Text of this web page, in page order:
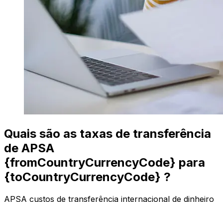
Quais são as taxas de transferência
de APSA
{fromCountryCurrencyCode} para
{toCountryCurrencyCode} ?
APSA custos de transferência internacional de dinheiro